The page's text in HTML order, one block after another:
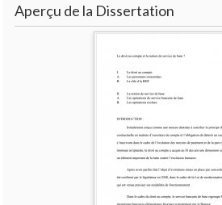
Aperçu de la Dissertation